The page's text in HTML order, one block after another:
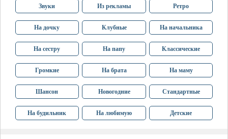
Звуки Из рекламы Ретро
На дочку Клубные На начальника
На сестру На папу Классические
Громкие На брата На маму
Шансон Новогодние Стандартные
На будильник На любимую Детские